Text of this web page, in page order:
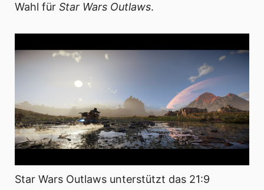
Wahl für Star Wars Outlaws.
Star Wars Outlaws unterstützt das 21:9